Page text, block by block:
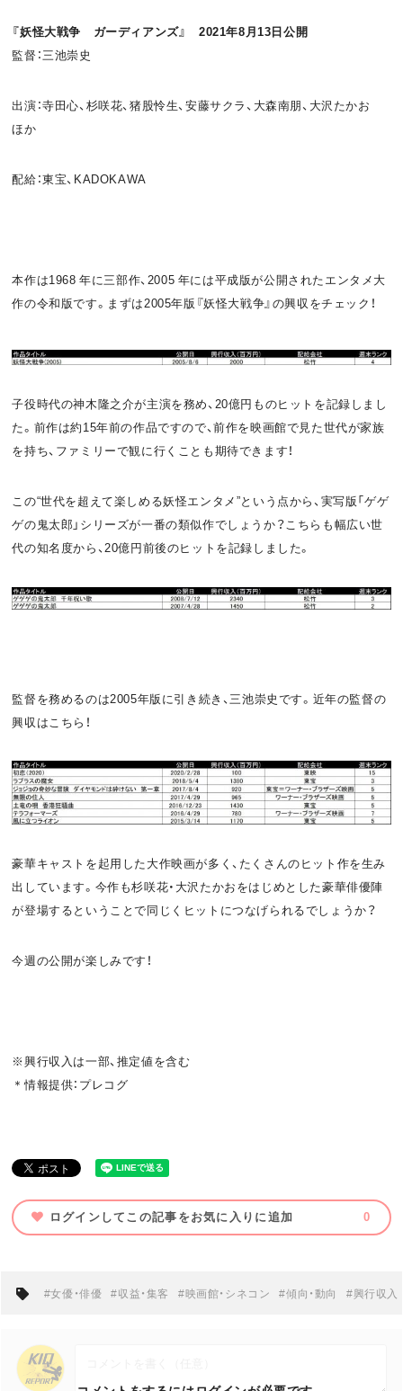
t
t
a
e
o
c
『妖怪大戦争 ガーディアンズ』 2021年8月13日公開
監督：三池崇史
出演：寺田心、杉咲花、猪股怜生、安藤サクラ、大森南朋、大沢たかお
ほか
配給：東宝、KADOKAWA
本作は1968 年に三部作、2005 年には平成版が公開されたエンタメ大
作の令和版です。まずは2005年版『妖怪大戦争』の興収をチェック！
子役時代の神木隆之介が主演を務め、20億円ものヒットを記録しまし
た。前作は約15年前の作品ですので、前作を映画館で見た世代が家族
を持ち、ファミリーで観に行くことも期待できます！
この“世代を超えて楽しめる妖怪エンタメ”という点から、実写版「ゲゲ
ゲの鬼太郎」シリーズが一番の類似作でしょうか？こちらも幅広い世
代の知名度から、20億円前後のヒットを記録しました。
監督を務めるのは2005年版に引き続き、三池崇史です。近年の監督の
興収はこちら！
豪華キャストを起用した大作映画が多く、たくさんのヒット作を生み
出しています。今作も杉咲花・大沢たかおをはじめとした豪華俳優陣
が登場するということで同じくヒットにつなげられるでしょうか？
今週の公開が楽しみです！
※興行収入は一部、推定値を含む
＊情報提供：プレコグ
ログインしてこの記事をお気に入りに追加 0
#女優・俳優 #収益・集客 #映画館・シネコン #傾向・動向 #興行収入